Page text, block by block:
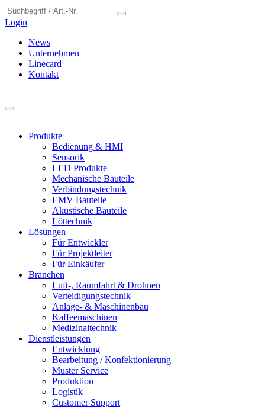
Login
News
Unternehmen
Linecard
Kontakt
Produkte
Bedienung & HMI
Sensorik
LED Produkte
Mechanische Bauteile
Verbindungstechnik
EMV Bauteile
Akustische Bauteile
Löttechnik
Lösungen
Für Entwickler
Für Projektleiter
Für Einkäufer
Branchen
Luft-, Raumfahrt & Drohnen
Verteidigungstechnik
Anlage- & Maschinenbau
Kaffeemaschinen
Medizinaltechnik
Dienstleistungen
Entwicklung
Bearbeitung / Konfektionierung
Muster Service
Produktion
Logistik
Customer Support
Cookie-Einstellungen